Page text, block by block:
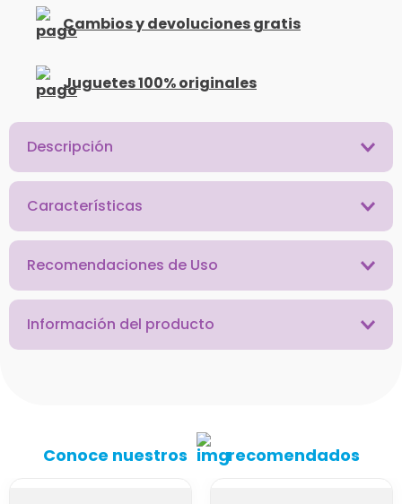
Cambios y devoluciones gratis
Juguetes 100% originales
Descripción
Características
Recomendaciones de Uso
Información del producto
Conoce nuestros recomendados